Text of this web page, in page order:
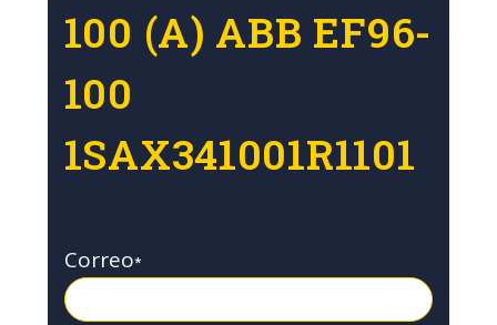
100 (A) ABB EF96-
100
1SAX341001R1101
Correo*